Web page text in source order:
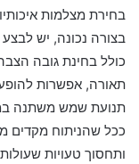
בחירת מצלמות
בצורה נכונה, יש
כולל בחינת גובה
תאורה, אפשרות
תנועת שמש משתנה
ככל שהניתוח מקדים
ותחסוך טעויות